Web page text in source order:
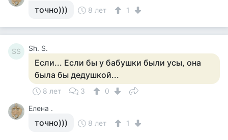
точно))) 8 лет 1
SS Sh. S.
Если... Если бы у бабушки были усы, она
была бы дедушкой...
8 лет 3
0
Елена .
точно))) 8 лет 1